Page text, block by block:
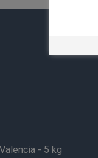
- 5 kg